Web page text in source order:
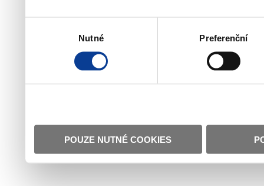
Nutné Preferenční
POUZE NUTNÉ COOKIES